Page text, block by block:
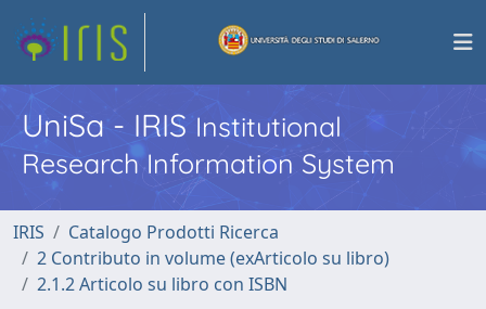
UniSa - IRISInstitutional
Research Information System
IRIS
Catalogo Prodotti Ricerca
2 Contributo in volume (exArticolo su libro)
2.1.2 Articolo su libro con ISBN